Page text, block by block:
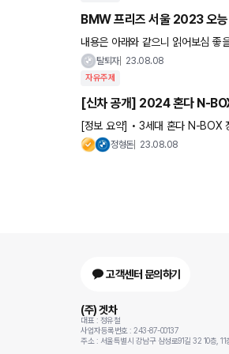
BMW 프리즈 서울 2023 오능
내용은 아래와 같으니 읽어보심 좋
면 좋지 않을까유?
탈퇴자 23.08.08
자유주제
[신차 공개] 2024 혼다 N-
[정보 요약] • 3세대 혼다 N-BOX
정형돈 23.08.08
고객센터 문의하기
(주) 겟차
대표 : 정유철
사업자등록번호 : 243-87-00137
주소 : 서울특별시 강남구 삼성로91길 32 10층, 11